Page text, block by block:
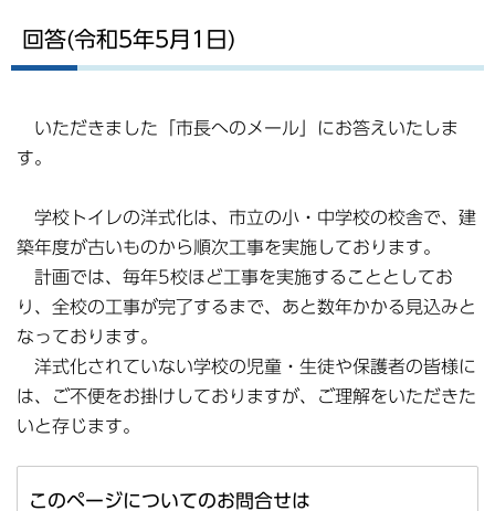
回答(令和5年5月1日)
いただきました「市長へのメール」にお答えいたしま
す。
学校トイレの洋式化は、市立の小・中学校の校舎で、建
築年度が古いものから順次工事を実施しております。
計画では、毎年5校ほど工事を実施することとしてお
り、全校の工事が完了するまで、あと数年かかる見込みと
なっております。
洋式化されていない学校の児童・生徒や保護者の皆様に
は、ご不便をお掛けしておりますが、ご理解をいただきた
いと存じます。
このページについてのお問合せは